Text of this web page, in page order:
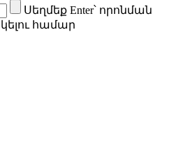
Սեղմեք Enter՝ որոնման
համար